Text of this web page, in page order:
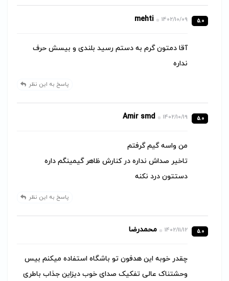
5.0
1402/10/09
mehti
آقا دمتون گرم به دستم رسید بلندی و بیسش حرف
نداره
پاسخ به این نظر
5.0
1402/10/19
Amir smd
من واسه گیم گرفتم
تاخیر صداش نداره در کنارش ظاهر گیمینگم داره
دستتون درد نکنه
پاسخ به این نظر
5.0
1402/11/12 محمدرضا
چقدر خوبه این هدفون تو باشگاه استفاده میکنم بیس
وحشتناک عالی تفکیک صدای خوب دیزاین جذاب باطری